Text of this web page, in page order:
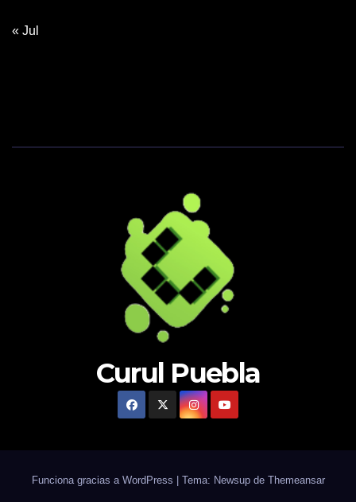
« Jul
Curul Puebla
Funciona gracias a WordPress | Tema: Newsup de Themeansar